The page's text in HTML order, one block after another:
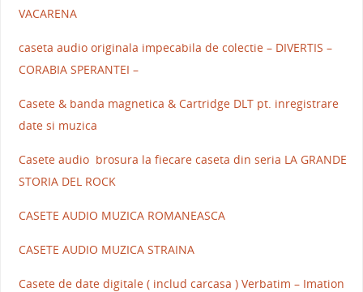
VACARENA
caseta audio originala impecabila de colectie – DIVERTIS –
CORABIA SPERANTEI –
Casete & banda magnetica & Cartridge DLT pt. inregistrare
date si muzica
Casete audio brosura la fiecare caseta din seria LA GRANDE
STORIA DEL ROCK
CASETE AUDIO MUZICA ROMANEASCA
CASETE AUDIO MUZICA STRAINA
Casete de date digitale ( includ carcasa ) Verbatim – Imation